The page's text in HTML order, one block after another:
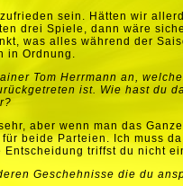
sein. Hätten wir
drei Spiele, dann wäre
was alles während der
in Ordnung.
Tom Herrmann an,
ist. Wie hast du
aber wenn man das
beide Parteien. Ich muss da
triffst du nicht
Geschehnisse die du